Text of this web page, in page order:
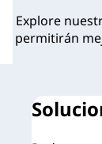
Explore
permitirán